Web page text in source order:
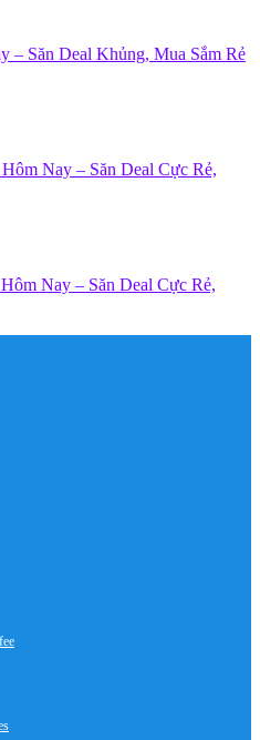
– Săn Deal Khủng, Mua Sắm Rẻ
Nay – Săn Deal Cực Rẻ,
Nay – Săn Deal Cực Rẻ,